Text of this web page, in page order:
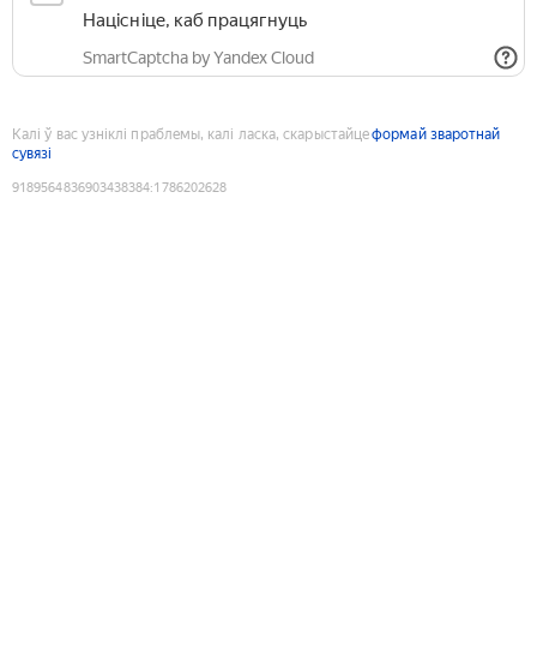
Націсніце, каб працягнуць
SmartCaptcha by Yandex Cloud
Калі ў вас узніклі праблемы, калі ласка, скарыстайцеформай зваротнай
сувязі
9189564836903438384:1786202628